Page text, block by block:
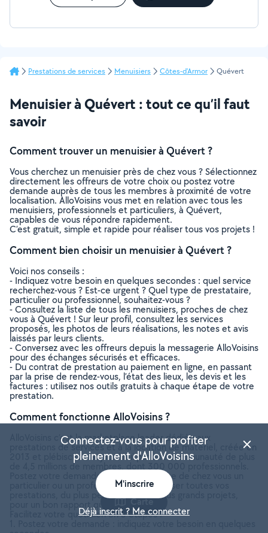
Prestations de services Menuisiers Côtes-d'Armor Quévert
Menuisier à Quévert : tout ce qu’il faut
savoir
Comment trouver un menuisier à Quévert ?
Vous cherchez un menuisier près de chez vous ? Sélectionnez
directement les offreurs de votre choix ou postez votre
demande auprès de tous les membres à proximité de votre
localisation. AlloVoisins vous met en relation avec tous les
menuisiers, professionnels et particuliers, à Quévert,
capables de vous répondre rapidement.
C’est gratuit, simple et rapide pour réaliser tous vos projets !
Comment bien choisir un menuisier à Quévert ?
Voici nos conseils :
- Indiquez votre besoin en quelques secondes : quel service
recherchez-vous ? Est-ce urgent ? Quel type de prestataire,
particulier ou professionnel, souhaitez-vous ?
- Consultez la liste de tous les menuisiers, proches de chez
vous à Quévert ! Sur leur profil, consultez les services
proposés, les photos de leurs réalisations, les notes et avis
laissés par leurs clients.
- Conversez avec les offreurs depuis la messagerie AlloVoisins
pour des échanges sécurisés et efficaces.
- Du contrat de prestation au paiement en ligne, en passant
par la prise de rendez-vous, l’état des lieux, les devis et les
factures : utilisez nos outils gratuits à chaque étape de votre
prestation.
Comment fonctionne AlloVoisins ?
AlloVoisins c’est la marketplace leader dédiée aux
prestations de services et à la location de matériel, créée en
2013 et plébiscitée aujourd’hui par une communauté de plus
de 4,5 millions de membres, dont 300 000 professionnels.
Postez votre demande et trouvez proche de chez vous un
particulier ou un professionnel pour réaliser toutes vos
prestations, du plus petit besoin aux plus grands projets,
pour un bon rapport qualité/prix.
Facilitez votre quotidien en 3 étapes :
Carte
Connectez-vous pour profiter
pleinement d'AlloVoisins
M'inscrire
Déjà inscrit ? Me connecter